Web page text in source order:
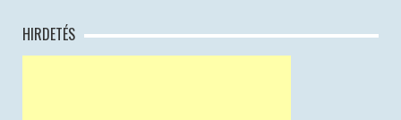
HIRDETÉS